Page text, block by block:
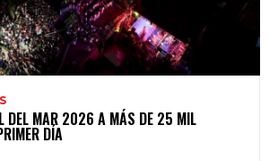
DEL MAR 2026 A MÁS DE 25 MIL
DÍA